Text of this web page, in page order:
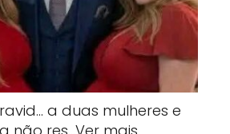
a duas mulheres e